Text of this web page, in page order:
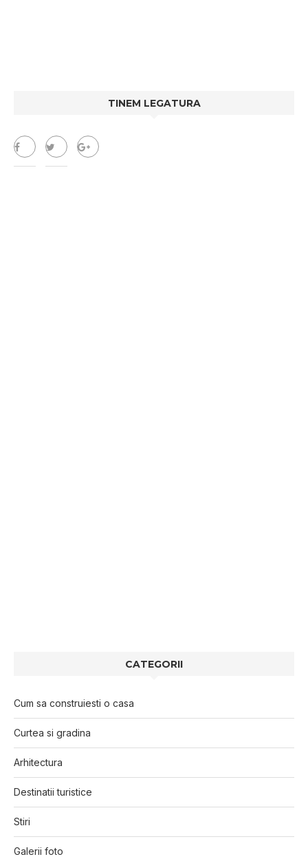
TINEM LEGATURA
CATEGORII
Cum sa construiesti o casa
Curtea si gradina
Arhitectura
Destinatii turistice
Stiri
Galerii foto